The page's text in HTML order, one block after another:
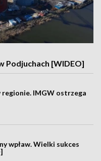
Podjuchach [WIDEO]
regionie. IMGW ostrzega
wpław. Wielki sukces